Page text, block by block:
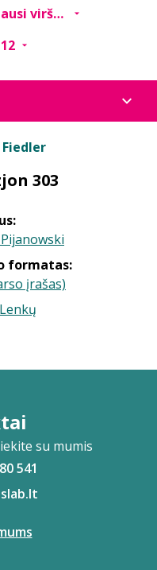
303
formatas:
įrašas)
Lenkų
su mumis
541